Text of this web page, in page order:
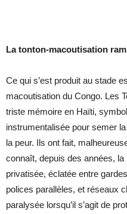
La tonton-macoutisation
Ce qui s’est produit au stade
macoutisation du Congo. Les
triste mémoire en Haïti,
instrumentalisée pour semer
la peur. Ils ont fait,
connaît, depuis des années,
privatisée, éclatée entre
polices parallèles, et réseaux
paralysée lorsqu’il s’agit de